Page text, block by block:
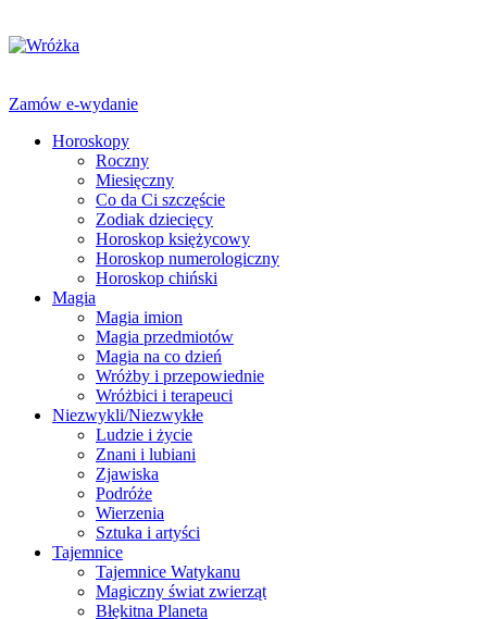
Zamów e-wydanie
Horoskopy
Roczny
Miesięczny
Co da Ci szczęście
Zodiak dziecięcy
Horoskop księżycowy
Horoskop numerologiczny
Horoskop chiński
Magia
Magia imion
Magia przedmiotów
Magia na co dzień
Wróżby i przepowiednie
Wróżbici i terapeuci
Niezwykli/Niezwykłe
Ludzie i życie
Znani i lubiani
Zjawiska
Podróże
Wierzenia
Sztuka i artyści
Tajemnice
Tajemnice Watykanu
Magiczny świat zwierząt
Błękitna Planeta